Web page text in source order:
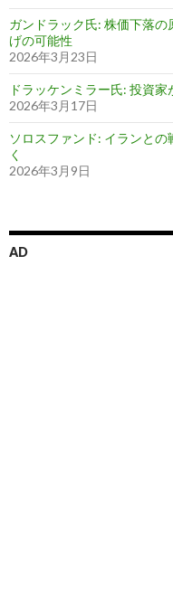
ガンドラック氏: 株価下落
げの可能性
2026年3月23日
ドラッケンミラー氏: 投資
2026年3月17日
ソロスファンド: イランと
く
2026年3月9日
AD